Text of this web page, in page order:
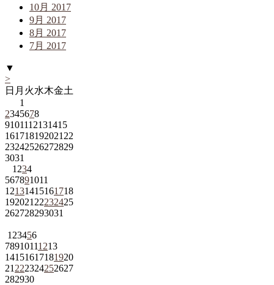
10月 2017
9月 2017
8月 2017
7月 2017
▼
>
日 月 火水木金土
1
2345678
9101112131415
161718192021 22
23242526272829
3031
1 234
567891011
12131415161718
192021 22232425
262728293031
1 23456
78910111213
14151617181920
21 222324252627
282930